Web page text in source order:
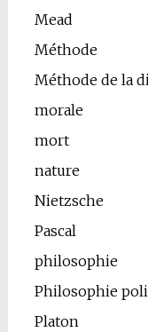
Mead
Méthode
Méthode de la
morale
mort
nature
Nietzsche
Pascal
philosophie
Philosophie
Platon